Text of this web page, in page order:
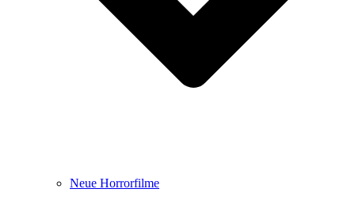
Neue Horrorfilme